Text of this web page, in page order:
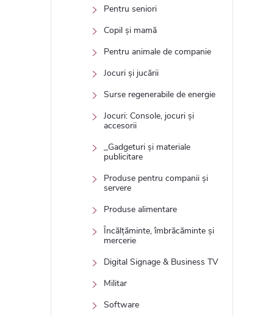
Pentru seniori
Copil și mamă
Pentru animale de companie
Jocuri și jucării
Surse regenerabile de energie
Jocuri: Console, jocuri și
accesorii
_Gadgeturi și materiale
publicitare
Produse pentru companii și
servere
Produse alimentare
Încălțăminte, îmbrăcăminte și
mercerie
Digital Signage & Business TV
Militar
Software